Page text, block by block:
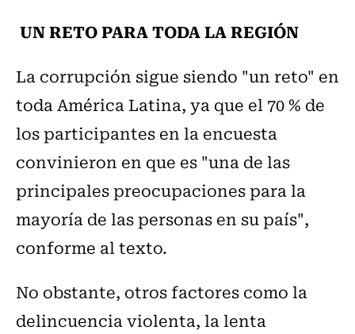
UN RETO PARA TODA LA REGIÓN
La corrupción sigue siendo "un reto" en
toda América Latina, ya que el 70 % de
los participantes en la encuesta
convinieron en que es "una de las
principales preocupaciones para la
mayoría de las personas en su país",
conforme al texto.
No obstante, otros factores como la
delincuencia violenta, la lenta